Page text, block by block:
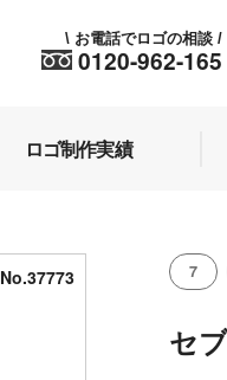
0120-962-165
\ お電話でロゴの相談 /
ロゴ制作実績
No.37773 7
セ